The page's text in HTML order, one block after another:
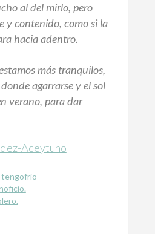
al del mirlo, pero
y contenido, como si la
hacia adentro.
más tranquilos,
agarrarse y el sol
verano, para dar
Aceytuno
tengofrío